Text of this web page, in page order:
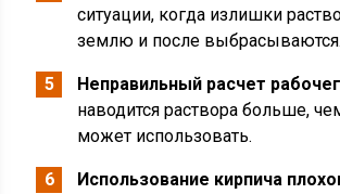
ситуации, когда излишки
землю и после выбрасываются.
Неправильный расчет
наводится раствора больше,
может использовать.
Использование кирпича